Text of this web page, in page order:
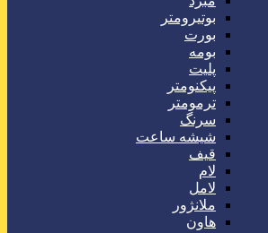
بوتیرومتر
بورت
بومه
پلیت
پیکنومتر
ترمومتر
سرنگ
شیشه ساعت
قیف
لام
لامل
ملانژور
هاون